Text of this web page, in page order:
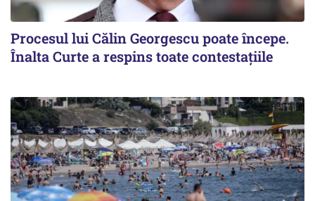
Procesul lui Călin Georgescu poate începe.
Înalta Curte a respins toate contestațiile